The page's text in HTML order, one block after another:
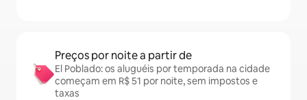
Preços por noite a partir de
El Poblado: os aluguéis por temporada na cidade
começam em R$ 51 por noite, sem impostos e
taxas